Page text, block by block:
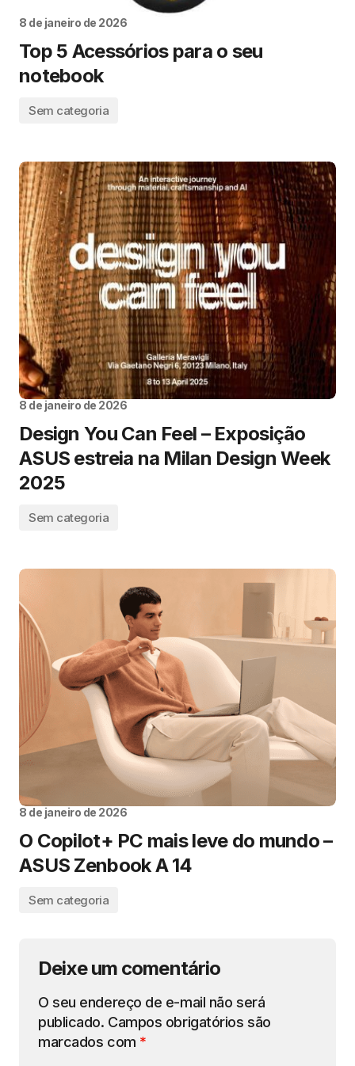
8 de janeiro de 2026
Top 5 Acessórios para o seu
notebook
Sem categoria
8 de janeiro de 2026
Design You Can Feel – Exposição
ASUS estreia na Milan Design Week
2025
Sem categoria
8 de janeiro de 2026
O Copilot+ PC mais leve do mundo –
ASUS Zenbook A 14
Sem categoria
Deixe um comentário
O seu endereço de e-mail não será
publicado. Campos obrigatórios são
marcados com *